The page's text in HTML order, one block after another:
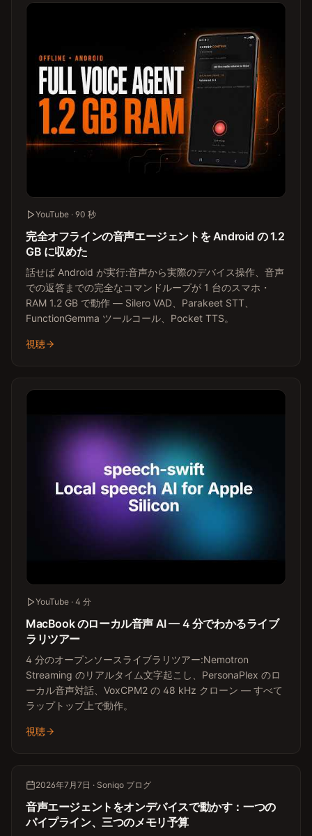
YouTube · 90 秒
完全オフラインの音声エージェントを Android の 1.2
GB に収めた
話せば Android が実行:音声から実際のデバイス操作、音声
での返答までの完全なコマンドループが 1 台のスマホ・
RAM 1.2 GB で動作 — Silero VAD、Parakeet STT、
FunctionGemma ツールコール、Pocket TTS。
視聴
YouTube · 4 分
MacBook のローカル音声 AI — 4 分でわかるライブ
ラリツアー
4 分のオープンソースライブラリツアー:Nemotron
Streaming のリアルタイム文字起こし、PersonaPlex のロ
ーカル音声対話、VoxCPM2 の 48 kHz クローン — すべて
ラップトップ上で動作。
視聴
2026年7月7日 · Soniqo ブログ
音声エージェントをオンデバイスで動かす：一つの
パイプライン、三つのメモリ予算